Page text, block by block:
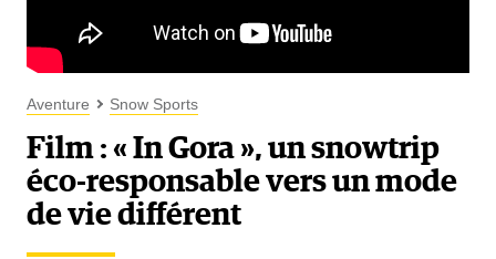
Aventure Snow Sports
Film : « In Gora », un snowtrip
éco-responsable vers un mode
de vie différent